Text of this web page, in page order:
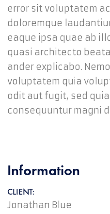
error sit voluptatem
doloremque
eaque ipsa quae ab
quasi architecto
ander explicabo.
voluptatem quia
odit aut fugit, sed
consequuntur magni
Information
CLIENT:
Jonathan Blue